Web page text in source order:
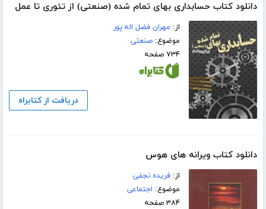
دانلود کتاب حسابداری بهای تمام شده (صنعتی) از تئوری تا عمل
از: مهران فضل اله پور
موضوع:صنعتی
۷۳۴ صفحه
دریافت از کتابراه
دانلود کتاب ویرانه های هوس
از:فریده نجفی
موضوع: اجتماعی
۳۸۴ صفحه